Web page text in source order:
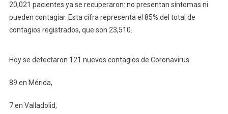
20,021 pacientes ya se recuperaron: no presentan síntomas ni
pueden contagiar. Esta cifra representa el 85% del total de
contagios registrados, que son 23,510.
Hoy se detectaron 121 nuevos contagios de Coronavirus.
89 en Mérida,
7 en Valladolid,